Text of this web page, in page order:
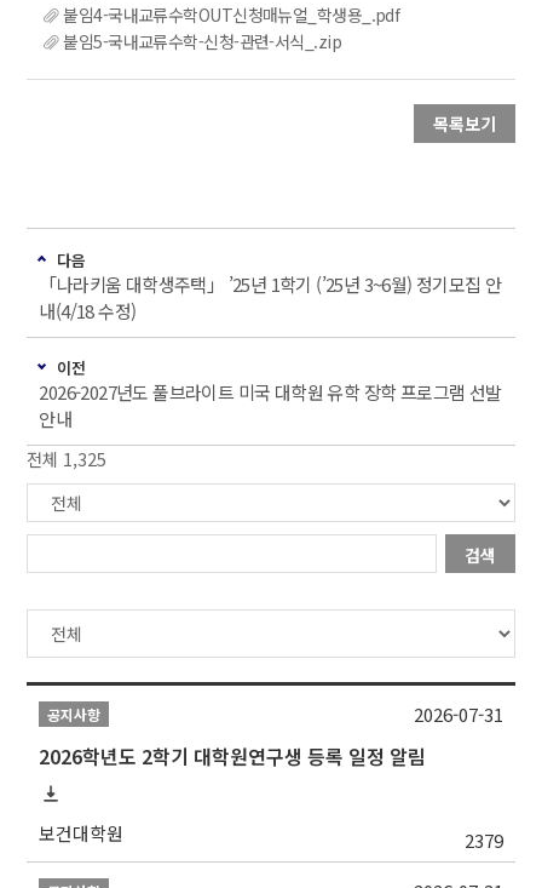
붙임4-국내교류수학OUT신청매뉴얼_학생용_.pdf
붙임5-국내교류수학-신청-관련-서식_.zip
목록보기
다음
「나라키움 대학생주택」 ’25년 1학기 (’25년 3~6월) 정기모집 안
내(4/18 수정)
이전
2026-2027년도 풀브라이트 미국 대학원 유학 장학 프로그램 선발
안내
전체 1,325
검색
공지사항
2026학년도 2학기 대학원연구생 등록 일정 알림
보건대학원 2379
2026-07-31